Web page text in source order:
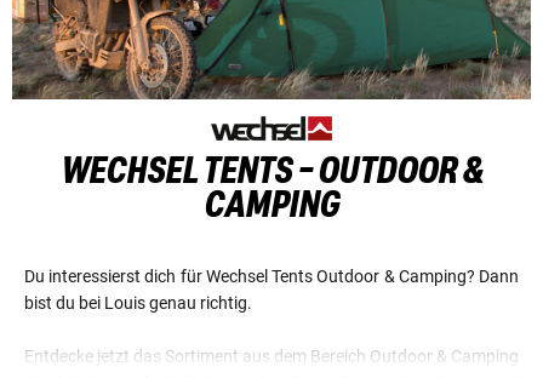
WECHSEL TENTS - OUTDOOR &
CAMPING
Du interessierst dich für Wechsel Tents Outdoor & Camping? Dann
bist du bei Louis genau richtig.
Entdecke jetzt das Sortiment aus dem Bereich Outdoor & Camping